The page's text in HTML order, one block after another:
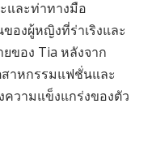
และท่าทางมือ
องผู้หญิงที่ร่าเริงและ
ของ Tia หลังจาก
าหกรรมแฟชั่นและ
ความแข็งแกร่งของตัว